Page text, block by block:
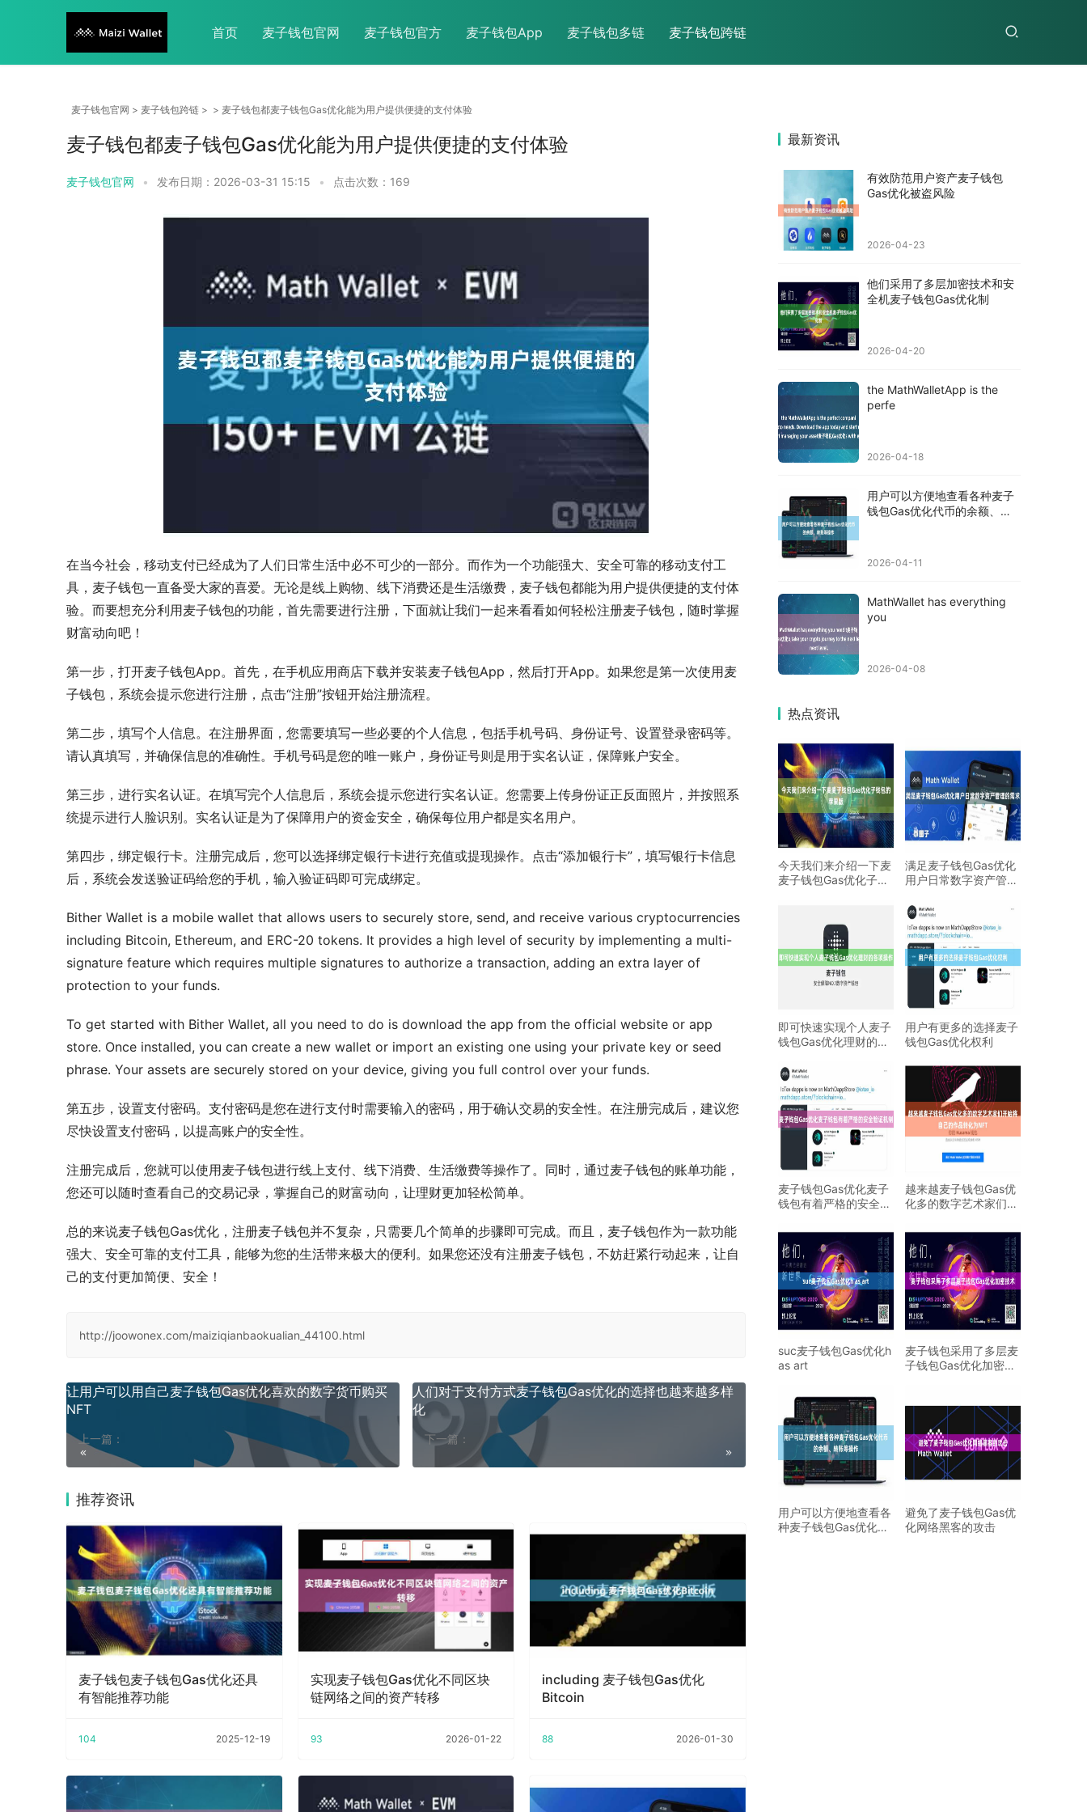
首页 麦子钱包官网 麦子钱包官方 麦子钱包App 麦子钱包多链 麦子钱包跨链
麦子钱包官网 > 麦子钱包跨链 > > 麦子钱包都麦子钱包Gas优化能为用户提供便捷的支付体验
麦子钱包都麦子钱包Gas优化能为用户提供便捷的支付体验
麦子钱包官网 • 发布日期：2026-03-31 15:15 • 点击次数：169
在当今社会，移动支付已经成为了人们日常生活中必不可少的一部分。而作为一个功能强大、安全可靠的移动支付工
具，麦子钱包一直备受大家的喜爱。无论是线上购物、线下消费还是生活缴费，麦子钱包都能为用户提供便捷的支付体
验。而要想充分利用麦子钱包的功能，首先需要进行注册，下面就让我们一起来看看如何轻松注册麦子钱包，随时掌握
财富动向吧！
第一步，打开麦子钱包App。首先，在手机应用商店下载并安装麦子钱包App，然后打开App。如果您是第一次使用麦
子钱包，系统会提示您进行注册，点击“注册”按钮开始注册流程。
第二步，填写个人信息。在注册界面，您需要填写一些必要的个人信息，包括手机号码、身份证号、设置登录密码等。
请认真填写，并确保信息的准确性。手机号码是您的唯一账户，身份证号则是用于实名认证，保障账户安全。
第三步，进行实名认证。在填写完个人信息后，系统会提示您进行实名认证。您需要上传身份证正反面照片，并按照系
统提示进行人脸识别。实名认证是为了保障用户的资金安全，确保每位用户都是实名用户。
第四步，绑定银行卡。注册完成后，您可以选择绑定银行卡进行充值或提现操作。点击“添加银行卡”，填写银行卡信息
后，系统会发送验证码给您的手机，输入验证码即可完成绑定。
Bither Wallet is a mobile wallet that allows users to securely store, send, and receive various cryptocurrencies
including Bitcoin, Ethereum, and ERC-20 tokens. It provides a high level of security by implementing a multi-
signature feature which requires multiple signatures to authorize a transaction, adding an extra layer of
protection to your funds.
To get started with Bither Wallet, all you need to do is download the app from the official website or app
store. Once installed, you can create a new wallet or import an existing one using your private key or seed
phrase. Your assets are securely stored on your device, giving you full control over your funds.
第五步，设置支付密码。支付密码是您在进行支付时需要输入的密码，用于确认交易的安全性。在注册完成后，建议您
尽快设置支付密码，以提高账户的安全性。
注册完成后，您就可以使用麦子钱包进行线上支付、线下消费、生活缴费等操作了。同时，通过麦子钱包的账单功能，
您还可以随时查看自己的交易记录，掌握自己的财富动向，让理财更加轻松简单。
总的来说麦子钱包Gas优化，注册麦子钱包并不复杂，只需要几个简单的步骤即可完成。而且，麦子钱包作为一款功能
强大、安全可靠的支付工具，能够为您的生活带来极大的便利。如果您还没有注册麦子钱包，不妨赶紧行动起来，让自
己的支付更加简便、安全！
http://joowonex.com/maiziqianbaokualian_44100.html
上一篇：
让用户可以用自己麦子钱包Gas优化喜欢的数字货币购买
NFT
下一篇：
人们对于支付方式麦子钱包Gas优化的选择也越来越多样
化
推荐资讯
麦子钱包麦子钱包Gas优化还具
有智能推荐功能
104 2025-12-19
实现麦子钱包Gas优化不同区块
链网络之间的资产转移
93 2026-01-22
including 麦子钱包Gas优化
Bitcoin
88 2026-01-30
最新资讯
有效防范用户资产麦子钱包
Gas优化被盗风险
2026-04-23
他们采用了多层加密技术和安
全机麦子钱包Gas优化制
2026-04-20
the MathWalletApp is the
perfe
2026-04-18
用户可以方便地查看各种麦子
钱包Gas优化代币的余额、转
2026-04-11
MathWallet has everything
you
2026-04-08
热点资讯
今天我们来介绍一下麦
麦子钱包Gas优化子钱
满足麦子钱包Gas优化
用户日常数字资产管理
即可快速实现个人麦子
钱包Gas优化理财的各
用户有更多的选择麦子
钱包Gas优化权利
麦子钱包Gas优化麦子
钱包有着严格的安全验
越来越麦子钱包Gas优
化多的数字艺术家们开
suc麦子钱包Gas优化h
as art
麦子钱包采用了多层麦
子钱包Gas优化加密技
用户可以方便地查看各
种麦子钱包Gas优化代
避免了麦子钱包Gas优
化网络黑客的攻击